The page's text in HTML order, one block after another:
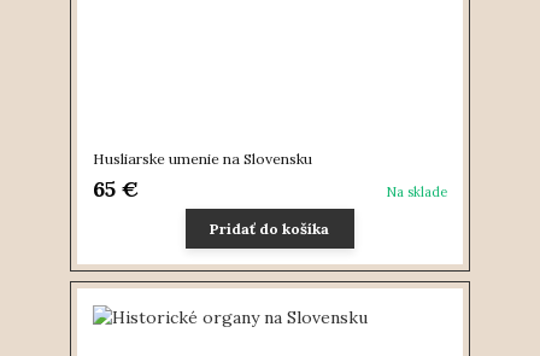
Husliarske umenie na Slovensku
65 € Na sklade
Pridať do košíka